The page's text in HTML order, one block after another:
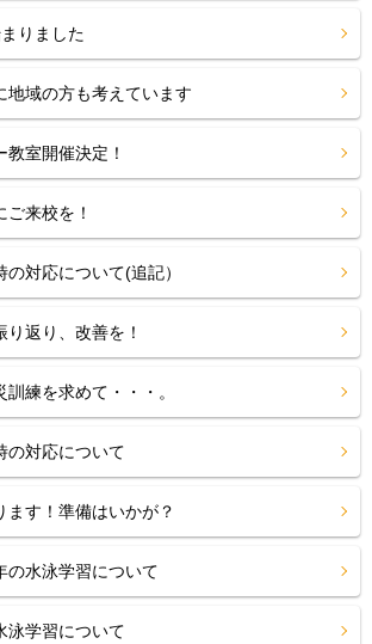
りました
地域の方も考えています
室開催決定！
来校を！
対応について(追記）
返り、改善を！
練を求めて・・・。
の対応について
ます！準備はいかが？
水泳学習について
学習について